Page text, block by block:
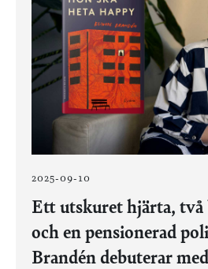
2025-09-10
Ett utskuret hjärta,
och en pensionerad
Brandén debuterar